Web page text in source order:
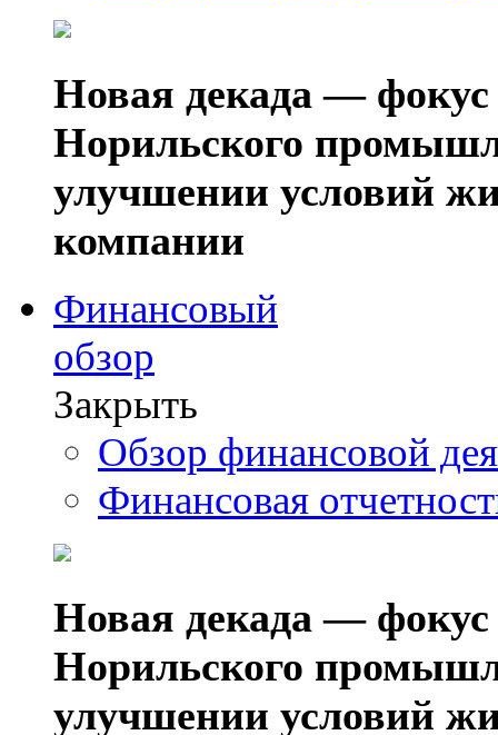
Новая декада — фокус
Норильского
улучшении условий
компании
Финансовый
обзор
Закрыть
Обзор финансовой
Финансовая
Новая декада — фокус
Норильского
улучшении условий